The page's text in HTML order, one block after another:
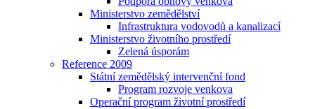
Ministerstvo zemědělství
Infrastruktura vodovodů a kanalizací
Ministerstvo životního prostředí
Zelená úsporám
Reference 2009
Státní zemědělský intervenční fond
Program rozvoje venkova
Operační program životní prostředí